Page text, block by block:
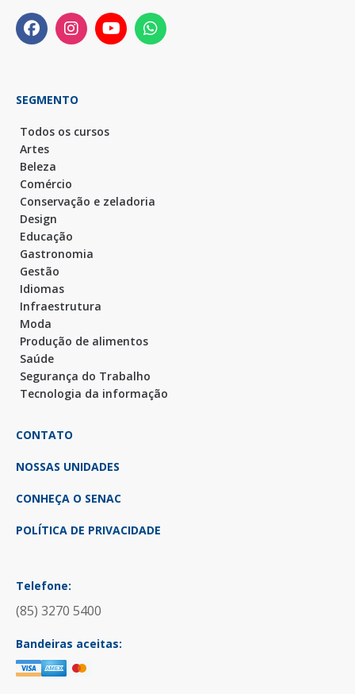
SEGMENTO
Todos os cursos
Artes
Beleza
Comércio
Conservação e zeladoria
Design
Educação
Gastronomia
Gestão
Idiomas
Infraestrutura
Moda
Produção de alimentos
Saúde
Segurança do Trabalho
Tecnologia da informação
CONTATO
NOSSAS UNIDADES
CONHEÇA O SENAC
POLÍTICA DE PRIVACIDADE
Telefone:
(85) 3270 5400
Bandeiras aceitas: